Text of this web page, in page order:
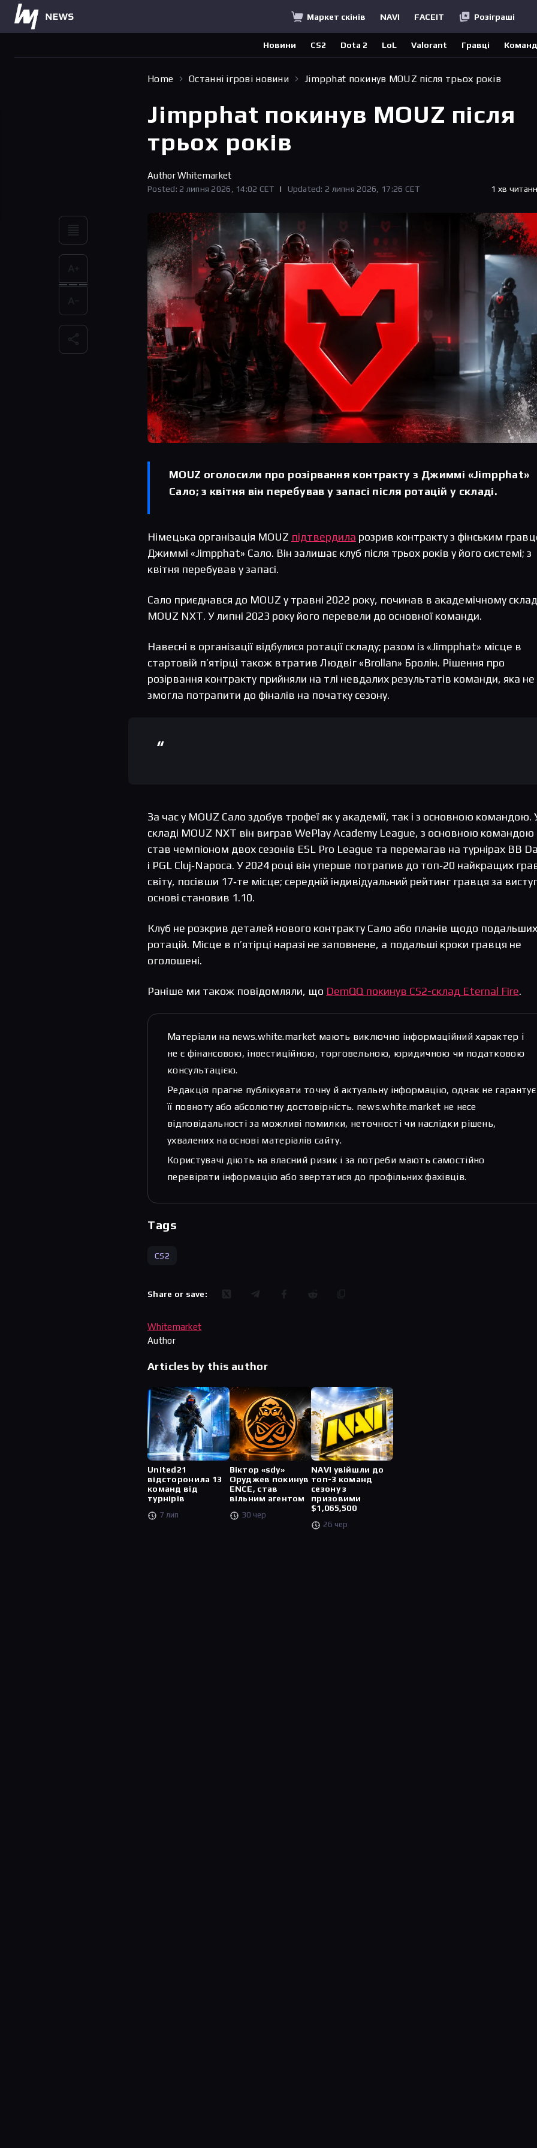
Маркет скінів NAVI FACEIT Розіграші
Новини CS2 Dota 2 LoL Valorant Гравці
Home Останні ігрові новини Jimpphat покинув MOUZ після трьох років
Jimpphat покинув MOUZ після
трьох років
AuthorWhitemarket
Posted: 2 липня 2026, 14:02 CET | Updated: 2 липня 2026, 17:26 CET 1 хв
MOUZ оголосили про розірвання контракту з Джиммі «Jimpphat»
Сало; з квітня він перебував у запасі після ротацій у складі.
Німецька організація MOUZ підтвердила розрив контракту з фінським
Джиммі «Jimpphat» Сало. Він залишає клуб після трьох років у його системі; з
квітня перебував у запасі.
Сало приєднався до MOUZ у травні 2022 року, починав в академічному
MOUZ NXT. У липні 2023 року його перевели до основної команди.
Навесні в організації відбулися ротації складу; разом із «Jimpphat» місце в
стартовій п’ятірці також втратив Людвіг «Brollan» Бролін. Рішення про
розірвання контракту прийняли на тлі невдалих результатів команди, яка не
змогла потрапити до фіналів на початку сезону.
За час у MOUZ Сало здобув трофеї як у академії, так і з основною командою.
складі MOUZ NXT він виграв WePlay Academy League, з основною командою
став чемпіоном двох сезонів ESL Pro League та перемагав на турнірах BB
і PGL Cluj‑Napoca. У 2024 році він уперше потрапив до топ‑20 найкращих
світу, посівши 17‑те місце; середній індивідуальний рейтинг гравця за
основі становив 1.10.
Клуб не розкрив деталей нового контракту Сало або планів щодо подальших
ротацій. Місце в п’ятірці наразі не заповнене, а подальші кроки гравця не
оголошені.
Раніше ми також повідомляли, що DemQQ покинув CS2-склад Eternal Fire.
Матеріали на news.white.market мають виключно інформаційний характер і
не є фінансовою, інвестиційною, торговельною, юридичною чи податковою
консультацією.
Редакція прагне публікувати точну й актуальну інформацію, однак не гарантує
її повноту або абсолютну достовірність. news.white.market не несе
відповідальності за можливі помилки, неточності чи наслідки рішень,
ухвалених на основі матеріалів сайту.
Користувачі діють на власний ризик і за потреби мають самостійно
перевіряти інформацію або звертатися до профільних фахівців.
Tags
CS2
Share or save:
Whitemarket
Author
Articles by this author
United21
відсторонила 13
команд від
турнірів
7 лип
Віктор «sdy»
Оруджев покинув
ENCE, став
вільним агентом
30 чер
NAVI увійшли до
топ-3 команд
сезону з
призовими
$1,065,500
26 чер